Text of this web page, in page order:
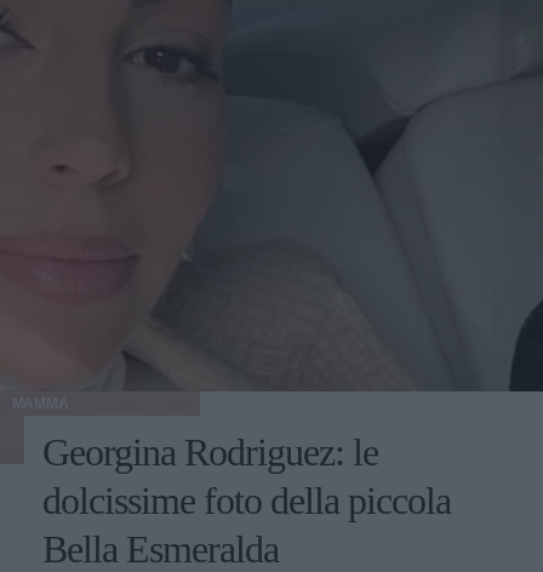
Georgina Rodriguez: le
dolcissime foto della piccola
Bella Esmeralda